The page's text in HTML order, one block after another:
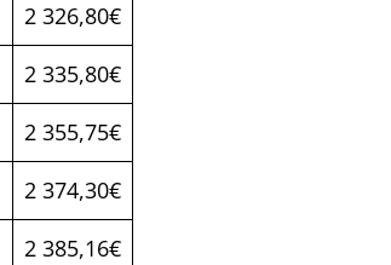
2 326,80€
2 335,80€
2 355,75€
2 374,30€
2 385,16€